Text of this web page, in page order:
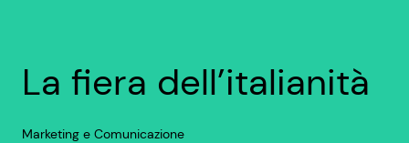
La fiera dell’italianità
Marketing e Comunicazione